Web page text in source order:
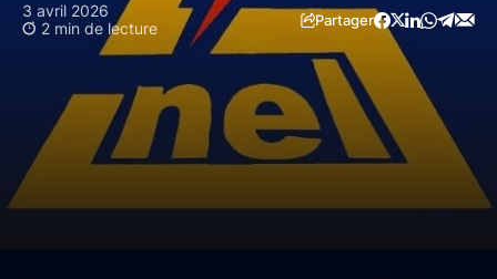
3 avril 2026
2 min de lecture
Partager